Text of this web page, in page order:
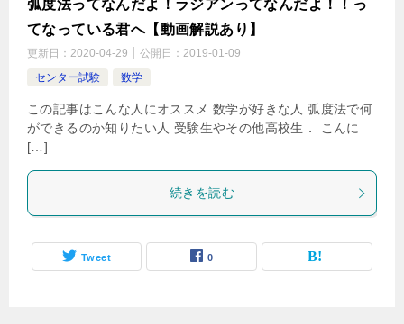
弧度法ってなんだよ！ラジアンってなんだよ！！っ
てなっている君へ【動画解説あり】
更新日： 2020-04-29 公開日： 2019-01-09
センター試験
数学
この記事はこんな人にオススメ 数学が好きな人 弧度法で何
ができるのか知りたい人 受験生やその他高校生． こんに
[…]
続きを読む
Tweet 0